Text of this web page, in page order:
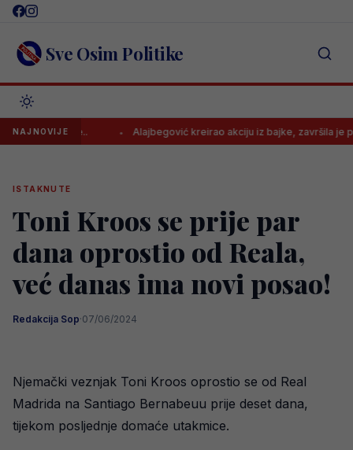
Skip
content Sve Osim Politike
NAJNOVIJE
od većine.. Alajbegović kreirao akciju iz bajke, završila je
ISTAKNUTE
Toni Kroos se prije par
dana oprostio od Reala,
već danas ima novi posao!
Redakcija Sop·07/06/2024
Njemački veznjak Toni Kroos oprostio se od Real
Madrida na Santiago Bernabeuu prije deset dana,
tijekom posljednje domaće utakmice.